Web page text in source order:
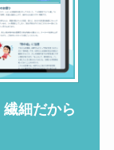
繊細だから